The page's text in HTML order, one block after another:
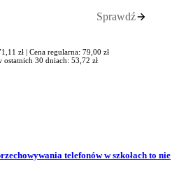
Sprawdź
zł | Cena regularna: 79,00 zł
ostatnich 30 dniach: 53,72 zł
telefonów w szkołach to nie